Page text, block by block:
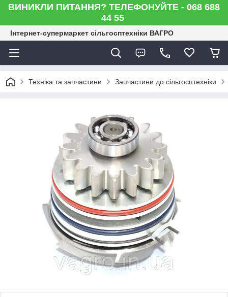
ВИНИКЛИ ПИТАННЯ? ТЕЛЕФОНУЙТЕ - 068 688
44 55
Інтернет-супермаркет сільгосптехніки ВАГРО
Техніка та запчастини Запчастини до сільгосптехніки